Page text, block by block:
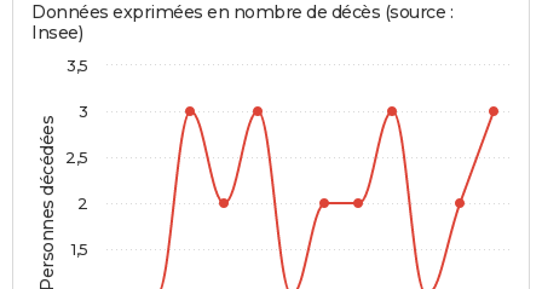
Personnes décédées
Données exprimées en nombre de décès (source :
Insee)
1,5
2
2,5
3
3,5